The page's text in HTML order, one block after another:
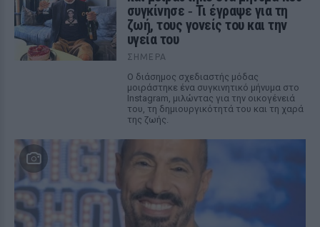
συγκίνησε ‑ Τι έγραψε για τη
ζωή, τους γονείς του και την
υγεία του
ΣΉΜΕΡΑ
Ο διάσημος σχεδιαστής μόδας
μοιράστηκε ένα συγκινητικό μήνυμα στο
Instagram, μιλώντας για την οικογένειά
του, τη δημιουργικότητά του και τη χαρά
της ζωής.